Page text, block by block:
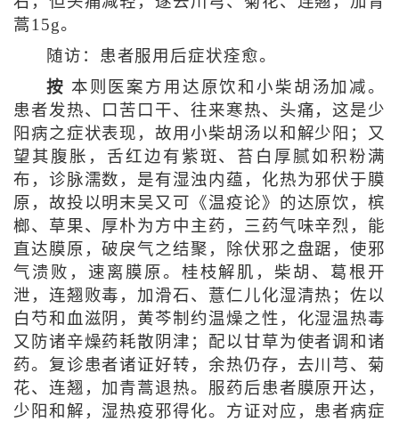
蒿15g。
随访：患者服用后症状痊愈。
按 本则医案方用达原饮和小柴胡汤加减。
患者发热、口苦口干、往来寒热、头痛，这是少
阳病之症状表现，故用小柴胡汤以和解少阳；又
望其腹胀，舌红边有紫斑、苔白厚腻如积粉满
布，诊脉濡数，是有湿浊内蕴，化热为邪伏于膜
原，故投以明末吴又可《温疫论》的达原饮，槟
榔、草果、厚朴为方中主药，三药气味辛烈，能
直达膜原，破戾气之结聚，除伏邪之盘踞，使邪
气溃败，速离膜原。桂枝解肌，柴胡、葛根开
泄，连翘败毒，加滑石、薏仁儿化湿清热；佐以
白芍和血滋阴，黄芩制约温燥之性，化湿温热毒
又防诸辛燥药耗散阴津；配以甘草为使者调和诸
药。复诊患者诸证好转，余热仍存，去川芎、菊
花、连翘，加青蒿退热。服药后患者膜原开达，
少阳和解，湿热疫邪得化。方证对应，患者病症